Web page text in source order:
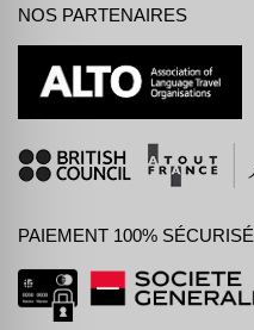
NOS PARTENAIRES
PAIEMENT 100% SÉCURISÉ